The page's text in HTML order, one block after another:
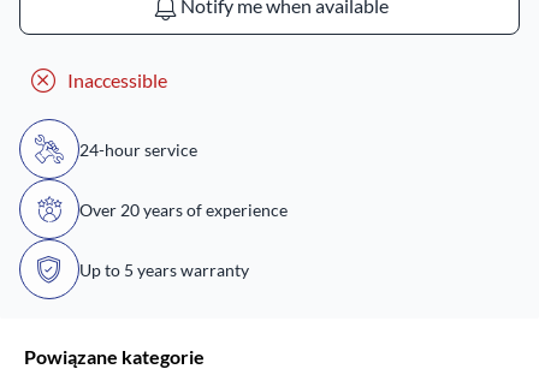
Notify me when available
Inaccessible
24-hour service
Over 20 years of experience
Up to 5 years warranty
Powiązane kategorie